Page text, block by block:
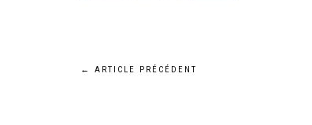
Navigation
← ARTICLE PRÉCÉDENT